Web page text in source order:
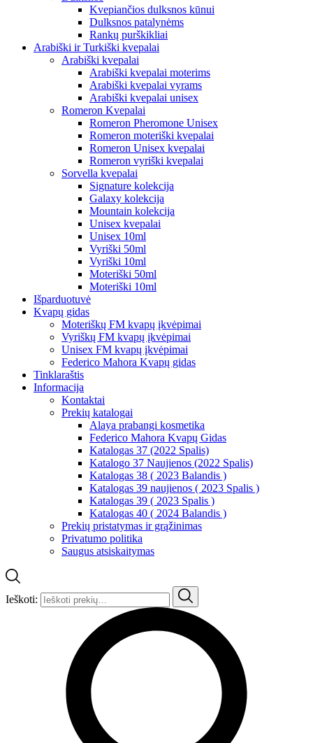
Kvepiančios dulksnos kūnui
Dulksnos patalynėms
Rankų purškikliai
Arabiški ir Turkiški kvepalai
Arabiški kvepalai
Arabiški kvepalai moterims
Arabiški kvepalai vyrams
Arabiški kvepalai unisex
Romeron Kvepalai
Romeron Pheromone Unisex
Romeron moteriški kvepalai
Romeron Unisex kvepalai
Romeron vyriški kvepalai
Sorvella kvepalai
Signature kolekcija
Galaxy kolekcija
Mountain kolekcija
Unisex kvepalai
Unisex 10ml
Vyriški 50ml
Vyriški 10ml
Moteriški 50ml
Moteriški 10ml
Išparduotuvė
Kvapų gidas
Moteriškų FM kvapų įkvėpimai
Vyriškų FM kvapų įkvėpimai
Unisex FM kvapų įkvėpimai
Federico Mahora Kvapų gidas
Tinklaraštis
Informacija
Kontaktai
Prekių katalogai
Alaya prabangi kosmetika
Federico Mahora Kvapų Gidas
Katalogas 37 (2022 Spalis)
Katalogo 37 Naujienos (2022 Spalis)
Katalogas 38 ( 2023 Balandis )
Katalogas 39 naujienos ( 2023 Spalis )
Katalogas 39 ( 2023 Spalis )
Katalogas 40 ( 2024 Balandis )
Prekių pristatymas ir grąžinimas
Privatumo politika
Saugus atsiskaitymas
Ieškoti: